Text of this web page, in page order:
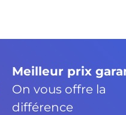
Meilleur prix
On vous offre la
différence